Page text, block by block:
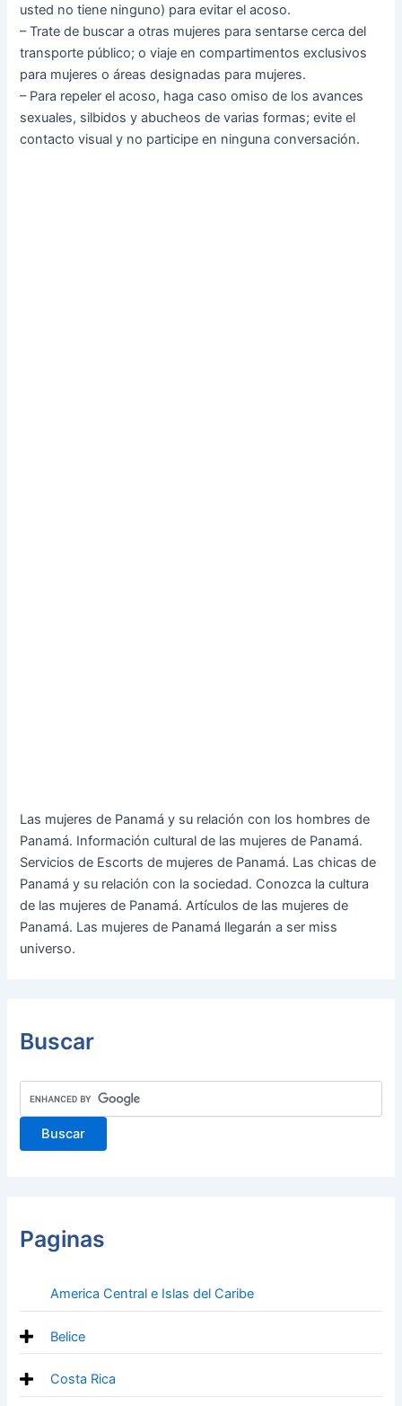
usted no tiene ninguno) para evitar el acoso.
– Trate de buscar a otras mujeres para sentarse cerca del
transporte público; o viaje en compartimentos exclusivos
para mujeres o áreas designadas para mujeres.
– Para repeler el acoso, haga caso omiso de los avances
sexuales, silbidos y abucheos de varias formas; evite el
contacto visual y no participe en ninguna conversación.
Las mujeres de Panamá y su relación con los hombres de
Panamá. Información cultural de las mujeres de Panamá.
Servicios de Escorts de mujeres de Panamá. Las chicas de
Panamá y su relación con la sociedad. Conozca la cultura
de las mujeres de Panamá. Artículos de las mujeres de
Panamá. Las mujeres de Panamá llegarán a ser miss
universo.
Buscar
Paginas
America Central e Islas del Caribe
Belice
Costa Rica